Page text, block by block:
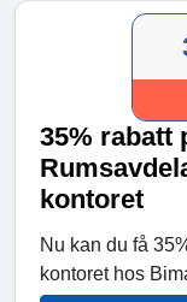
35% rabatt
kontoret
Nu kan du få
kontoret hos